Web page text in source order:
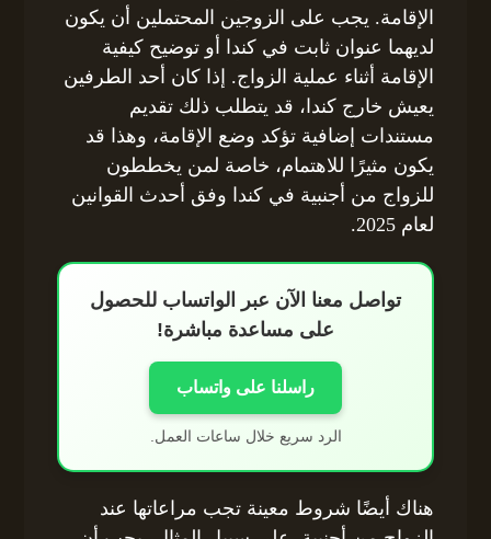
الإقامة. يجب على الزوجين المحتملين أن يكون
لديهما عنوان ثابت في كندا أو توضيح كيفية
الإقامة أثناء عملية الزواج. إذا كان أحد الطرفين
يعيش خارج كندا، قد يتطلب ذلك تقديم
مستندات إضافية تؤكد وضع الإقامة، وهذا قد
يكون مثيرًا للاهتمام، خاصة لمن يخططون
للزواج من أجنبية في كندا وفق أحدث القوانين
لعام 2025.
تواصل معنا الآن عبر الواتساب للحصول
على مساعدة مباشرة!
راسلنا على واتساب
الرد سريع خلال ساعات العمل.
هناك أيضًا شروط معينة تجب مراعاتها عند